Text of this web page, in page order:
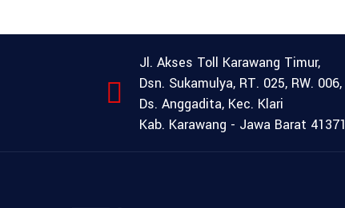
Jl. Akses Toll Karawang Timur,
Dsn. Sukamulya, RT. 025, RW. 006,
Ds. Anggadita, Kec. Klari
Kab. Karawang - Jawa Barat 41371